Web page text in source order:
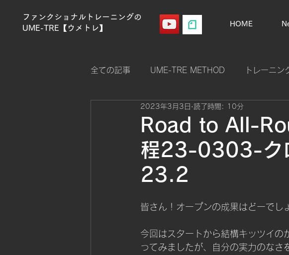
ファンクショナルトレーニングの
UME-TRE【ウメトレ】
HOME
全ての記事 UME-TRE METHOD トレーニン
ストレングス（筋力強化） プライオメトリ
クロスフィットゲームス カラダの不調改善
筋持久力＆スタミナ コーチング
Road to All-
程23-0303-ク
23.2
2023年3月3日 読了時間: 10分
皆さん！オープンの成果はどーで
今回はスタートから結構キッツイ
ってみましたが、自分の実力のなさ